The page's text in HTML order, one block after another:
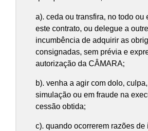
a). ceda ou transfira, no todo ou
este contrato, ou delegue a
incumbência de adquirir as
consignadas, sem prévia e
autorização da CÂMARA;
b). venha a agir com dolo, culpa,
simulação ou em fraude na
cessão obtida;
c). quando ocorrerem razões de